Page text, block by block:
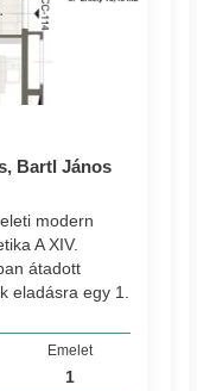
Bartl János
modern
A XIV.
átadott
eladásra egy 1.
Emelet
1